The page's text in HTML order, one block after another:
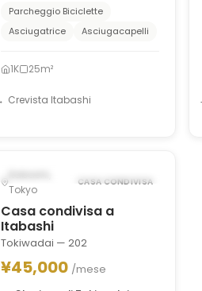
Parcheggio Biciclette
Asciugatrice
Asciugacapelli
1K 25m²
Crevista Itabashi
POSSIBILMENTE DAL APR 1, 2028
Tokyo
CASA CONDIVISA
Casa condivisa a
Itabashi
Tokiwadai — 202
¥45,000 /mese